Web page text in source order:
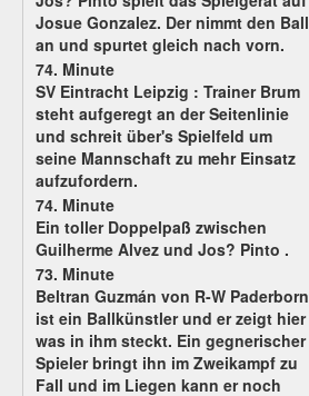
Josue Gonzalez. Der nimmt den Ball
an und spurtet gleich nach vorn.
74. Minute
SV Eintracht Leipzig : Trainer Brum
steht aufgeregt an der Seitenlinie
und schreit über's Spielfeld um
seine Mannschaft zu mehr Einsatz
aufzufordern.
74. Minute
Ein toller Doppelpaß zwischen
Guilherme Alvez und Jos? Pinto .
73. Minute
Beltran Guzmán von R-W Paderborn
ist ein Ballkünstler und er zeigt hier
was in ihm steckt. Ein gegnerischer
Spieler bringt ihn im Zweikampf zu
Fall und im Liegen kann er noch